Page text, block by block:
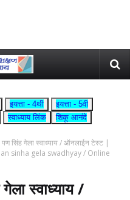
इयत्ता - 4थी
इयत्ता - 5वी
स्वाध्याय लिंक
शिकू आनंदे
सिंह गेला स्वाध्याय / ऑनलाईन टेस्ट |
pan sinha gela swadhyay / Online
स्वाध्याय /